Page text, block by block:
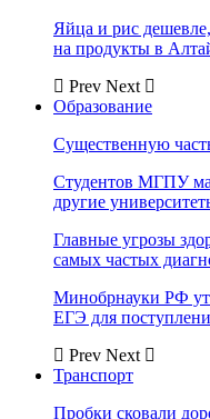
Яйца и рис
на продукты в
Prev Next
Образование
Существенную
Студентов МГПУ
другие
Главные угрозы
самых частых
Минобрнауки РФ
ЕГЭ для
Prev Next
Транспорт
Пробки сковали